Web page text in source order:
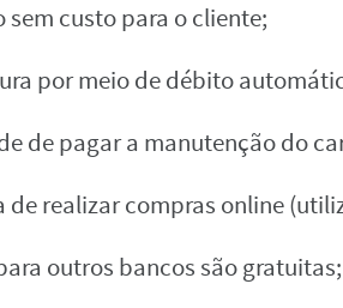
sem custo para o cliente;
por meio de débito
de pagar a manutenção do
de realizar compras online
outros bancos são gratuitas;